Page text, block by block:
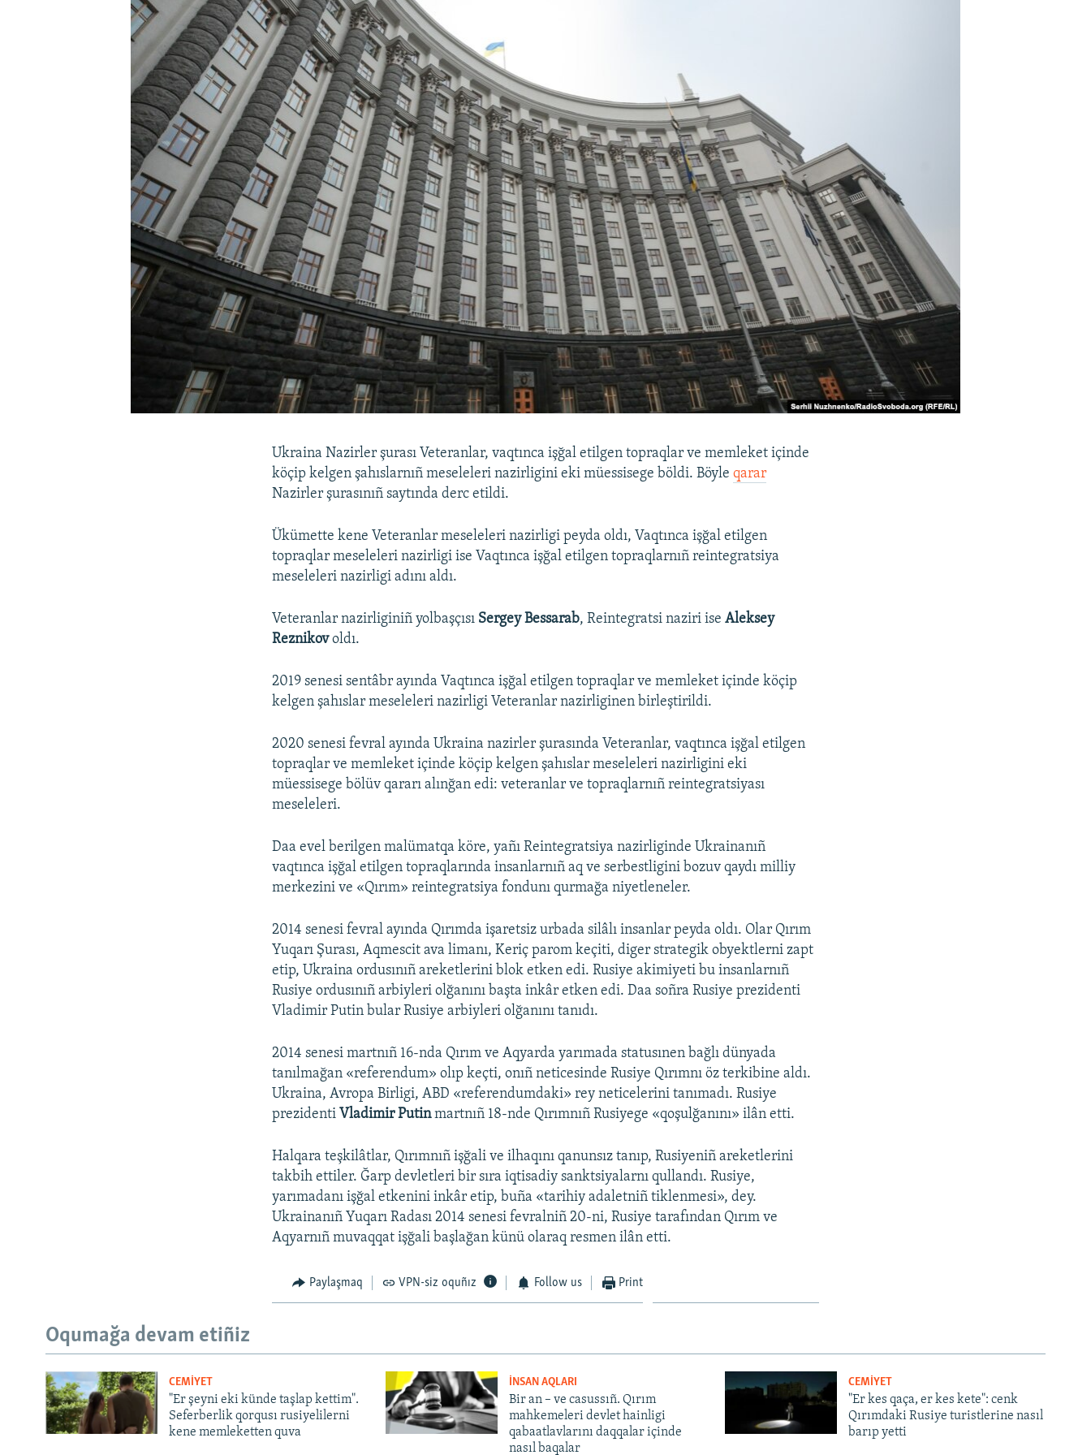
Ukraina Nazirler şurası Veteranlar, vaqtınca işğal etilgen topraqlar ve memleket içinde
köçip kelgen şahıslarnıñ meseleleri nazirligini eki müessisege böldi. Böyleqarar
Nazirler şurasınıñ saytında derc etildi.
Ükümette kene Veteranlar meseleleri nazirligi peyda oldı, Vaqtınca işğal etilgen
topraqlar meseleleri nazirligi ise Vaqtınca işğal etilgen topraqlarnıñ reintegratsiya
meseleleri nazirligi adını aldı.
Veteranlar nazirliginiñ yolbaşçısı Sergey Bessarab, Reintegratsi naziri iseAleksey
Reznikovoldı.
2019 senesi sentâbr ayında Vaqtınca işğal etilgen topraqlar ve memleket içinde köçip
kelgen şahıslar meseleleri nazirligi Veteranlar nazirliginen birleştirildi.
2020 senesi fevral ayında Ukraina nazirler şurasında Veteranlar, vaqtınca işğal etilgen
topraqlar ve memleket içinde köçip kelgen şahıslar meseleleri nazirligini eki
müessisege bölüv qararı alınğan edi: veteranlar ve topraqlarnıñ reintegratsiyası
meseleleri.
Daa evel berilgen malümatqa köre, yañı Reintegratsiya nazirliginde Ukrainanıñ
vaqtınca işğal etilgen topraqlarında insanlarnıñ aq ve serbestligini bozuv qaydı milliy
merkezini ve «Qırım» reintegratsiya fondunı qurmağa niyetleneler.
2014 senesi fevral ayında Qırımda işaretsiz urbada silâlı insanlar peyda oldı. Olar Qırım
Yuqarı Şurası, Aqmescit ava limanı, Keriç parom keçiti, diger strategik obyektlerni zapt
etip, Ukraina ordusınıñ areketlerini blok etken edi. Rusiye akimiyeti bu insanlarnıñ
Rusiye ordusınıñ arbiyleri olğanını başta inkâr etken edi. Daa soñra Rusiye prezidenti
Vladimir Putin bular Rusiye arbiyleri olğanını tanıdı.
2014 senesi martnıñ 16-nda Qırım ve Aqyarda yarımada statusınen bağlı dünyada
tanılmağan «referendum» olıp keçti, onıñ neticesinde Rusiye Qırımnı öz terkibine aldı.
Ukraina, Avropa Birligi, ABD «referendumdaki» rey neticelerini tanımadı. Rusiye
prezidenti Vladimir Putinmartnıñ 18-nde Qırımnıñ Rusiyege «qoşulğanını» ilân etti.
Halqara teşkilâtlar, Qırımnıñ işğali ve ilhaqını qanunsız tanıp, Rusiyeniñ areketlerini
takbih ettiler. Ğarp devletleri bir sıra iqtisadiy sanktsiyalarnı qullandı. Rusiye,
yarımadanı işğal etkenini inkâr etip, buña «tarihiy adaletniñ tiklenmesi», dey.
Ukrainanıñ Yuqarı Radası 2014 senesi fevralniñ 20-ni, Rusiye tarafından Qırım ve
Aqyarnıñ muvaqqat işğali başlağan künü olaraq resmen ilân etti.
Paylaşmaq VPN-siz oquñız Follow us Print
Oqumağa devam etiñiz
CEMİYET
"Er şeyni eki künde taşlap kettim".
Seferberlik qorqusı rusiyelilerni
kene memleketten quva
İNSAN AQLARI
Bir an – ve casussıñ. Qırım
mahkemeleri devlet hainligi
qabaatlavlarını daqqalar içinde
nasıl baqalar
CEMİYET
"Er kes qaça, er kes kete": cenk
Qırımdaki Rusiye turistlerine nasıl
barıp yetti